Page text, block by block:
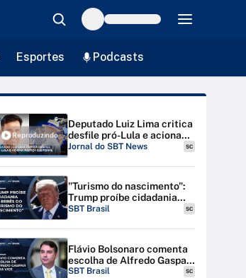
Esportes Podcasts
Reproduzindo
Deputado Luiz Lima critica
desfile pró-Lula e aciona
Justiça Eleitoral |
Jornal do SBT News SC
"Turismo do nascimento":
Trump proíbe cidadania
para bebês de estrangeiras
SBT Brasil SC
Flávio Bolsonaro comenta
escolha de Alfredo Gaspar
para vice-presidente
SBT Brasil SC